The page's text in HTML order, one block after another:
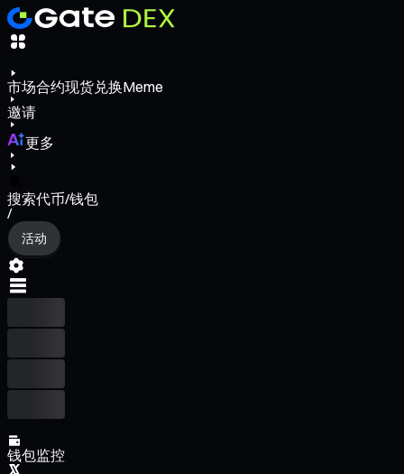
市场合约现货兑换Meme
邀请
更多
搜索代币/钱包
/
活动
钱包监控